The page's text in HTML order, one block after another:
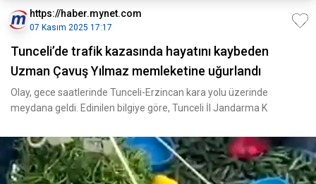
https://haber.mynet.com
07 Kasım 2025 17:17
Tunceli’de trafik kazasında hayatını kaybeden
Uzman Çavuş Yılmaz memleketine uğurlandı
Olay, gece saatlerinde Tunceli-Erzincan kara yolu üzerinde
meydana geldi. Edinilen bilgiye göre, Tunceli İl Jandarma K